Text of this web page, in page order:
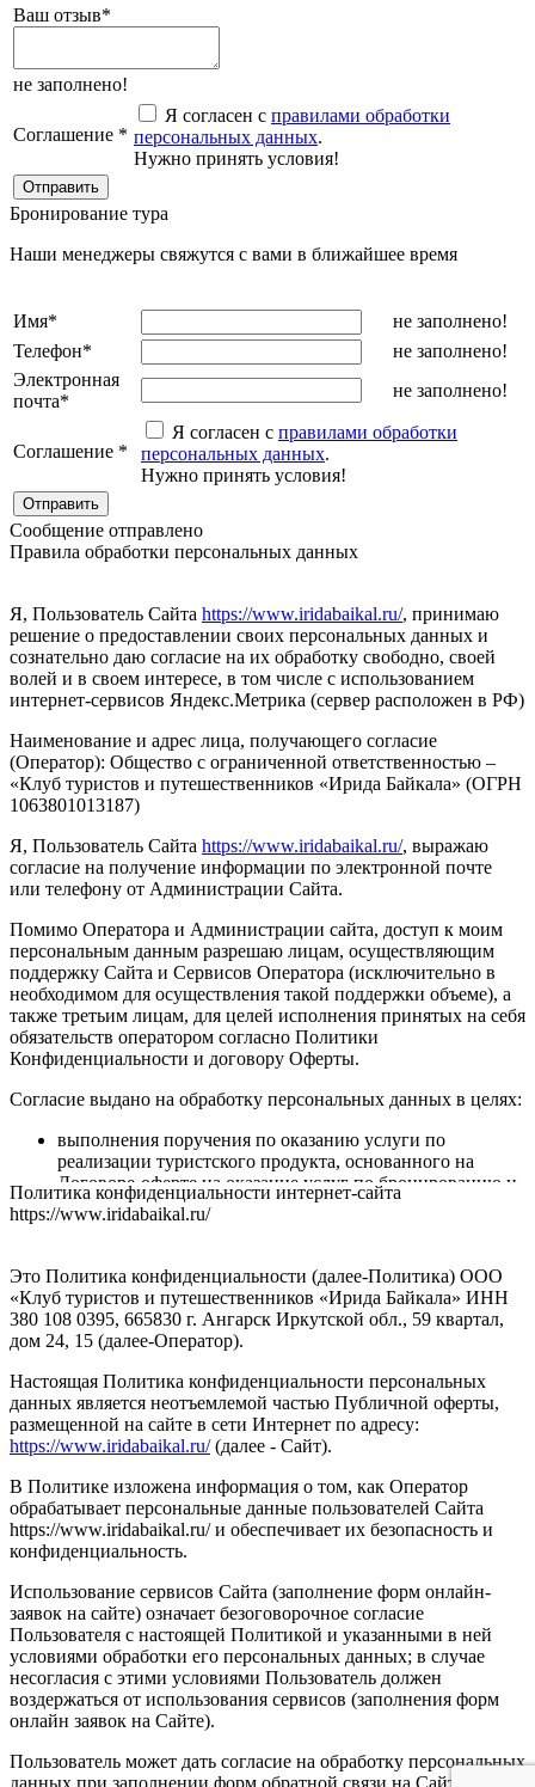
Ваш отзыв*
не заполнено!
Соглашение *
Я согласен с правилами обработки
персональных данных.
Нужно принять условия!
Бронирование тура
Наши менеджеры свяжутся с вами в ближайшее время
Имя*
не заполнено!
Телефон*
не заполнено!
Электронная
почта*
не заполнено!
Соглашение *
Я согласен с правилами обработки
персональных данных.
Нужно принять условия!
Сообщение отправлено
Правила обработки персональных данных
Я, Пользователь Сайта https://www.iridabaikal.ru/, принимаю
решение о предоставлении своих персональных данных и
сознательно даю согласие на их обработку свободно, своей
волей и в своем интересе, в том числе с использованием
интернет-сервисов Яндекс.Метрика (сервер расположен в РФ)
Наименование и адрес лица, получающего согласие
(Оператор): Общество с ограниченной ответственностью –
«Клуб туристов и путешественников «Ирида Байкала» (ОГРН
1063801013187)
Я, Пользователь Сайта https://www.iridabaikal.ru/, выражаю
согласие на получение информации по электронной почте
или телефону от Администрации Сайта.
Помимо Оператора и Администрации сайта, доступ к моим
персональным данным разрешаю лицам, осуществляющим
поддержку Сайта и Сервисов Оператора (исключительно в
необходимом для осуществления такой поддержки объеме), а
также третьим лицам, для целей исполнения принятых на себя
обязательств оператором согласно Политики
Конфиденциальности и договору Оферты.
Согласие выдано на обработку персональных данных в целях:
выполнения поручения по оказанию услуги по
реализации туристского продукта, основанного на
Договоре-оферте на оказание услуг по бронированию и
оплате туристского продукта, туристической услуги;
исполнения соглашений по предоставлению доступа к
Сервиса, для администрирования Сайта;
идентификации при регистрации на Сайте и/или при
использовании Сервиса;
оказания услуг, обработки запросов и заявок;
установления обратной связи, включая направление
уведомлений и запросов;
подтверждения полноты предоставленных
персональных данных;
заключения договоров, осуществления взаиморасчетов;
сбора Оператором статистики;
улучшения качества работы Сайта и/или его Сервиса,
удобства их использования и разработки новых
сервисов и услуг;
проведения маркетинговых (рекламных) мероприятий,
Пользователем для продвижения на рынке услуг
Оператора, в том числе, путем осуществления прямых
контактов.
для целей повышения осведомленности посетителей
Сайтаhttps://www.iridabaikal.ru/, о продуктах и услугах,
предоставления релевантной рекламной информации и
оптимизации рекламы.
Перечень данных, на обработку которых дается согласие:
Политика конфиденциальности интернет-сайта
https://www.iridabaikal.ru/
Это Политика конфиденциальности (далее-Политика) ООО
«Клуб туристов и путешественников «Ирида Байкала» ИНН
380 108 0395, 665830 г. Ангарск Иркутской обл., 59 квартал,
дом 24, 15 (далее-Оператор).
Настоящая Политика конфиденциальности персональных
данных является неотъемлемой частью Публичной оферты,
размещенной на сайте в сети Интернет по адресу:
https://www.iridabaikal.ru/(далее - Сайт).
В Политике изложена информация о том, как Оператор
обрабатывает персональные данные пользователей Сайта
https://www.iridabaikal.ru/ и обеспечивает их безопасность и
конфиденциальность.
Использование сервисов Сайта (заполнение форм онлайн-
заявок на сайте) означает безоговорочное согласие
Пользователя с настоящей Политикой и указанными в ней
условиями обработки его персональных данных; в случае
несогласия с этими условиями Пользователь должен
воздержаться от использования сервисов (заполнения форм
онлайн заявок на Сайте).
Пользователь может дать согласие на обработку персональных
данных при заполнении форм обратной связи на Сайте и